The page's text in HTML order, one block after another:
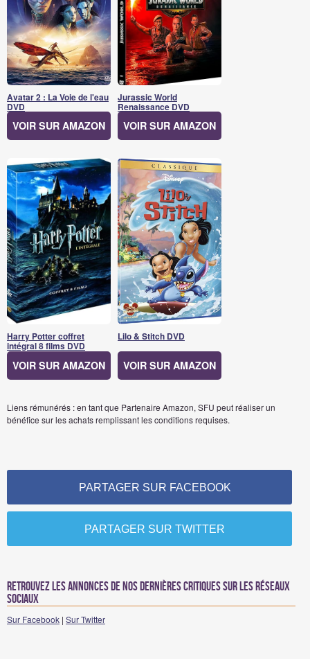
Avatar 2 : La Voie de l'eau
DVD
VOIR SUR AMAZON
Jurassic World
Renaissance DVD
VOIR SUR AMAZON
Harry Potter coffret
intégral 8 films DVD
VOIR SUR AMAZON
Lilo & Stitch DVD
VOIR SUR AMAZON
Liens rémunérés : en tant que Partenaire Amazon, SFU peut réaliser un
bénéfice sur les achats remplissant les conditions requises.
PARTAGER SUR FACEBOOK
PARTAGER SUR TWITTER
Retrouvez les annonces de nos dernières critiques sur les réseaux
sociaux
Sur Facebook | Sur Twitter